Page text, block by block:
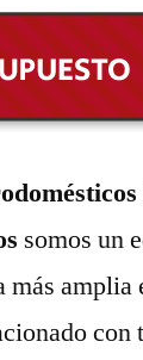
somos un
más amplia
con